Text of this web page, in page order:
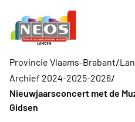
Provincie Vlaams-Brabant/
Archief 2024-2025-2026/
Nieuwjaarsconcert met de
Gidsen